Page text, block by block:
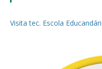
Visita tec. Escola